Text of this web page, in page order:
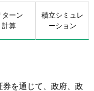
ターン
計算
積立シミュレ
ーション
を通じて、政府、政